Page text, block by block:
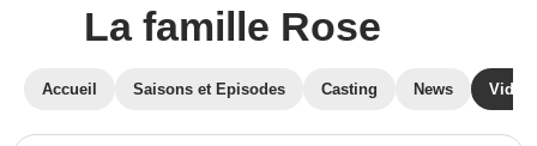
La famille Rose
Accueil Saisons et Episodes Casting News